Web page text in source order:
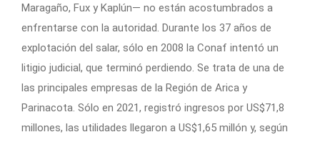
Maragaño, Fux y Kaplún— no están acostumbrados a
enfrentarse con la autoridad. Durante los 37 años de
explotación del salar, sólo en 2008 la Conaf intentó un
litigio judicial, que terminó perdiendo. Se trata de una de
las principales empresas de la Región de Arica y
Parinacota. Sólo en 2021, registró ingresos por US$71,8
millones, las utilidades llegaron a US$1,65 millón y, según